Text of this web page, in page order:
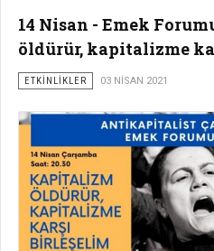
14 Nisan - Emek
öldürür, kapitalizme
ETKİNLİKLER 03 NISAN 2021